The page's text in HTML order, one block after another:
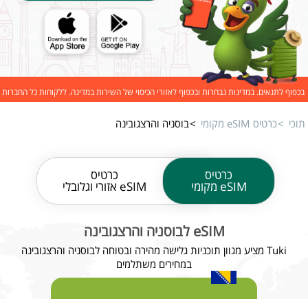
בכפוף לתנאים. במדינות נבחרות ובכפוף לאזורי הכיסוי של השירות במדינה. ללקוחות כל החברות
תוכי כרטיס eSIM מקומי בוסניה והרצגובינה
כרטיס
eSIM מקומי
כרטיס
eSIM אזורי וגלובלי
eSIM לבוסניה והרצגובינה
Tuki מציע מגוון תוכניות גלישה מהירה ובטוחה לבוסניה והרצגובינה
במחירים משתלמים